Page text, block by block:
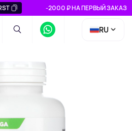
-2000 ₽ НА ПЕРВЫЙ ЗАКАЗ
RU